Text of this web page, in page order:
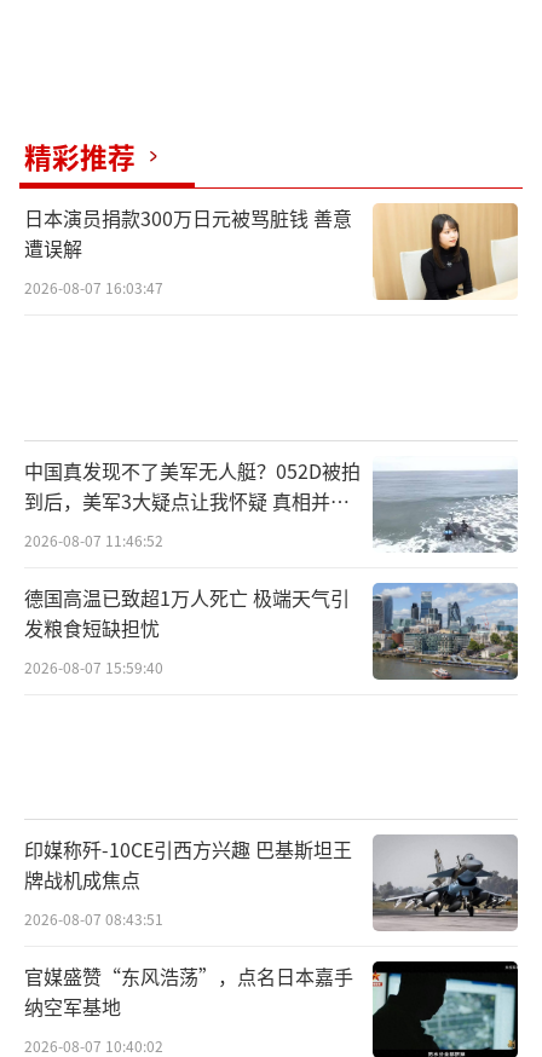
精彩推荐
日本演员捐款300万日元被骂脏钱 善意
遭误解
2026-08-07 16:03:47
中国真发现不了美军无人艇？052D被拍
到后，美军3大疑点让我怀疑 真相并非
如此
2026-08-07 11:46:52
德国高温已致超1万人死亡 极端天气引
发粮食短缺担忧
2026-08-07 15:59:40
印媒称歼-10CE引西方兴趣 巴基斯坦王
牌战机成焦点
2026-08-07 08:43:51
官媒盛赞“东风浩荡”，点名日本嘉手
纳空军基地
2026-08-07 10:40:02